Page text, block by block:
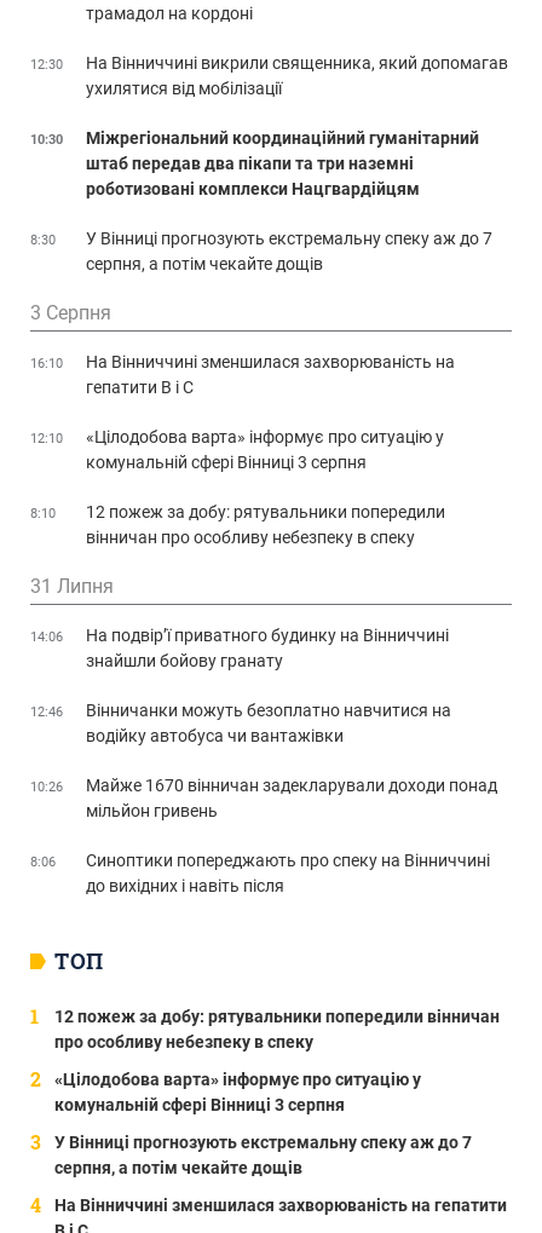
ТОП
12 пожеж за добу: рятувальники попередили вінничан
про особливу небезпеку в спеку
«Цілодобова варта» інформує про ситуацію у
комунальній сфері Вінниці 3 серпня
У Вінниці прогнозують екстремальну спеку аж до 7
серпня, а потім чекайте дощів
На Вінниччині зменшилася захворюваність на гепатити
трамадол на кордоні
12:30
На Вінниччині викрили священника, який допомагав
ухилятися від мобілізації
10:30
Міжрегіональний координаційний гуманітарний
штаб передав два пікапи та три наземні
роботизовані комплекси Нацгвардійцям
8:30
У Вінниці прогнозують екстремальну спеку аж до 7
серпня, а потім чекайте дощів
3 Серпня
16:10
На Вінниччині зменшилася захворюваність на
гепатити В і С
12:10
«Цілодобова варта» інформує про ситуацію у
комунальній сфері Вінниці 3 серпня
8:10
12 пожеж за добу: рятувальники попередили
вінничан про особливу небезпеку в спеку
31 Липня
14:06
На подвір’ї приватного будинку на Вінниччині
знайшли бойову гранату
12:46
Вінничанки можуть безоплатно навчитися на
водійку автобуса чи вантажівки
10:26
Майже 1670 вінничан задекларували доходи понад
мільйон гривень
8:06
Синоптики попереджають про спеку на Вінниччині
до вихідних і навіть після